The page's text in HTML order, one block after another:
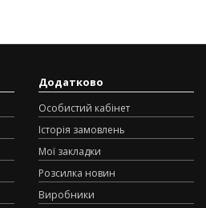
Додатково
Особистий кабінет
Історія замовлень
Мої закладки
Розсилка новин
Виробники